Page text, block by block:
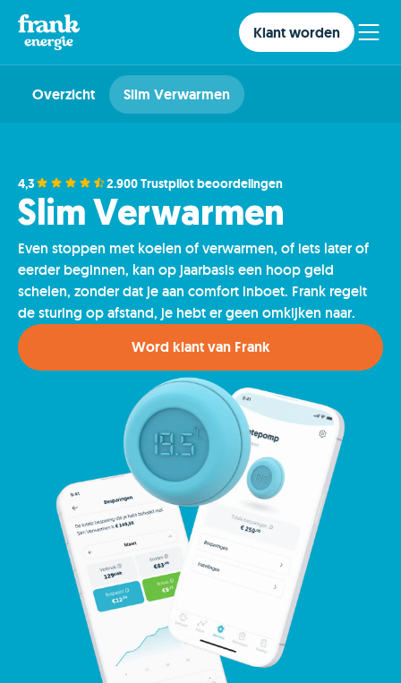
Klant worden
Overzicht Slim Verwarmen
4,3 2.900 Trustpilot beoordelingen
Slim Verwarmen
Even stoppen met koelen of verwarmen, of iets later of
eerder beginnen, kan op jaarbasis een hoop geld
schelen, zonder dat je aan comfort inboet. Frank regelt
de sturing op afstand, je hebt er geen omkijken naar.
Word klant van Frank